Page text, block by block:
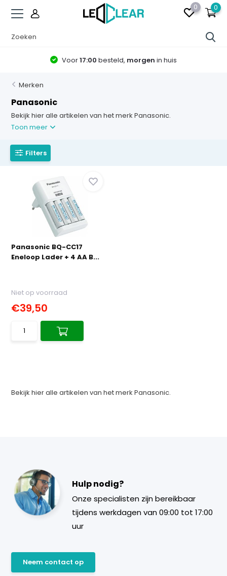
0 0
Voor17:00 besteld, morgen in huis
Merken
Panasonic
Bekijk hier alle artikelen van het merk Panasonic.
Toon meer
Filters
Panasonic BQ-CC17
Eneloop Lader + 4 AA B...
Niet op voorraad
€39,50
Bekijk hier alle artikelen van het merk Panasonic.
Hulp nodig?
Onze specialisten zijn bereikbaar
tijdens werkdagen van 09:00 tot 17:00
uur
Neem contact op